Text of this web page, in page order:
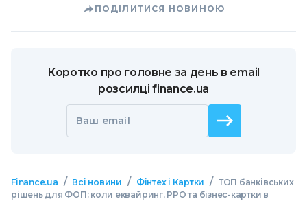
ПОДІЛИТИСЯ НОВИНОЮ
Коротко про головне за день в email
розсилці finance.ua
Ваш email
Finance.ua / Всі новини / Фінтех і Картки / ТОП банківських
рішень для ФОП: коли еквайринг, РРО та бізнес-картки в